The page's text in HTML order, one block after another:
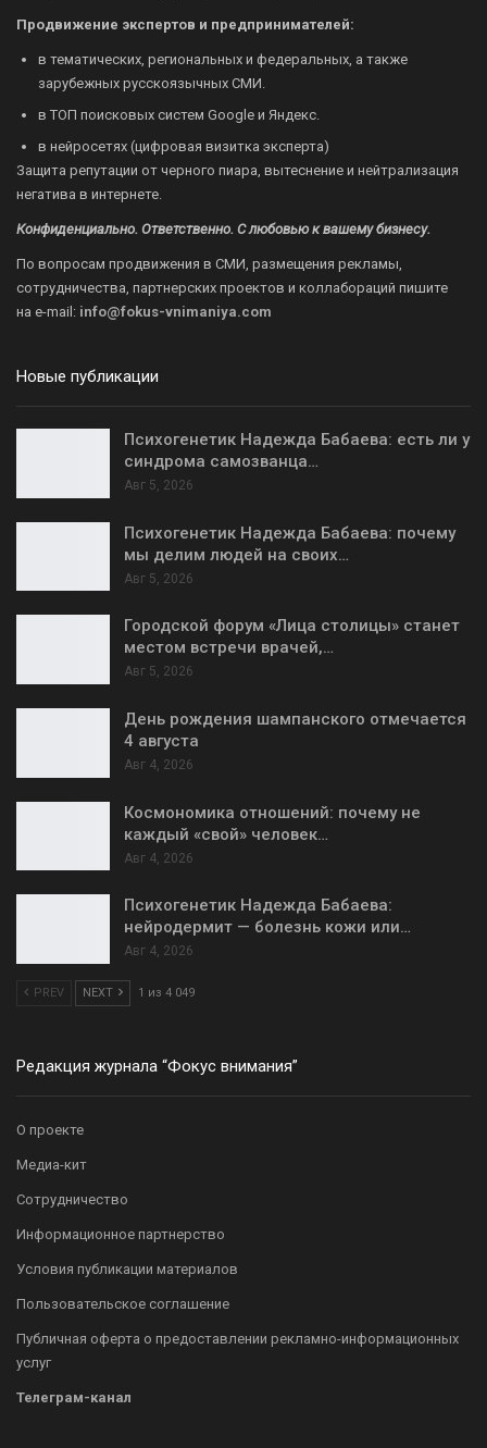
Продвижение экспертов и предпринимателей:
в тематических, региональных и федеральных, а также
зарубежных русскоязычных СМИ.
в ТОП поисковых систем Google и Яндекс.
в нейросетях (цифровая визитка эксперта)
Защита репутации от черного пиара, вытеснение и нейтрализация
негатива в интернете.
Конфиденциально. Ответственно. С любовью к вашему бизнесу.
По вопросам продвижения в СМИ, размещения рекламы,
сотрудничества, партнерских проектов и коллабораций пишите
на e-mail: info@fokus-vnimaniya.com
Новые публикации
Психогенетик Надежда Бабаева: есть ли у
синдрома самозванца…
Авг 5, 2026
Психогенетик Надежда Бабаева: почему
мы делим людей на своих…
Авг 5, 2026
Городской форум «Лица столицы» станет
местом встречи врачей,…
Авг 5, 2026
День рождения шампанского отмечается
4 августа
Авг 4, 2026
Космономика отношений: почему не
каждый «свой» человек…
Авг 4, 2026
Психогенетик Надежда Бабаева:
нейродермит — болезнь кожи или…
Авг 4, 2026
PREV NEXT 1 из 4 049
Редакция журнала “Фокус внимания”
О проекте
Медиа-кит
Сотрудничество
Информационное партнерство
Условия публикации материалов
Пользовательское соглашение
Публичная оферта о предоставлении рекламно-информационных
услуг
Телеграм-канал